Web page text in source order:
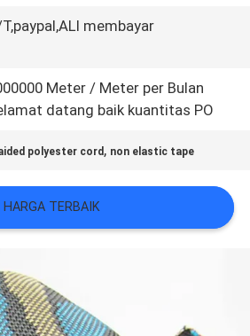
membayar
Meter / Meter per Bulan
datang baik kuantitas PO
polyester cord , non elastic tape
HARGA TERBAIK